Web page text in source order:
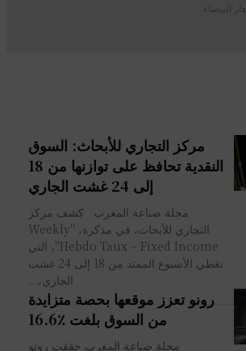
الدار البيضاء
مركز التجاري للأبحاث: السوق
النقدية تحافظ على توازنها من 18
إلى 24 غشت الجاري
مجلة صناعة المغرب كشف مركز
التجاري للأبحاث، في مذكرة، "Weekly
Hebdo Taux – Fixed Income"، التي
تغطي الأسبوع الممتد من 18 إلى 24 غشت
الجاري،...
رونو تعزز موقعها بحصة متزايدة
من السوق بلغت ٪16.6
مجلة صناعة المغرب حققت رونو